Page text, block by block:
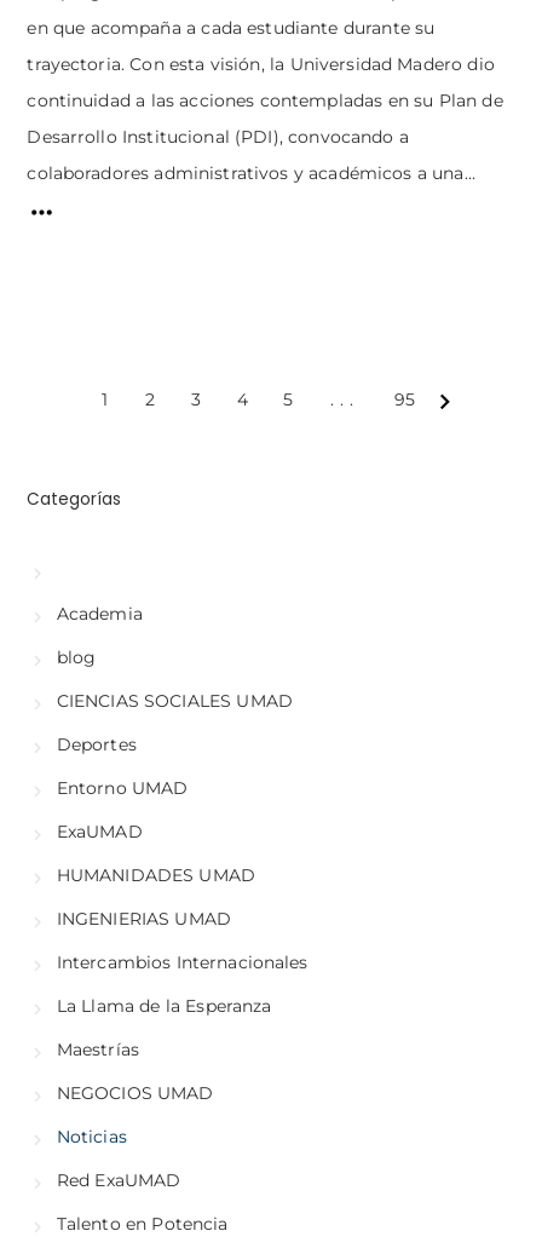
en que acompaña a cada estudiante durante su
trayectoria. Con esta visión, la Universidad Madero dio
continuidad a las acciones contempladas en su Plan de
Desarrollo Institucional (PDI), convocando a
colaboradores administrativos y académicos a una...
1 2 3 4 5 ... 95 Next
Categorías
Academia
blog
CIENCIAS SOCIALES UMAD
Deportes
Entorno UMAD
ExaUMAD
HUMANIDADES UMAD
INGENIERIAS UMAD
Intercambios Internacionales
La Llama de la Esperanza
Maestrías
NEGOCIOS UMAD
Noticias
Red ExaUMAD
Talento en Potencia